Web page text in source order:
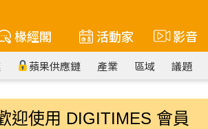
椽經閣 活動家 影音
蘋果供應鏈 產業 區域 議題
迎使用 DIGITIMES 會員